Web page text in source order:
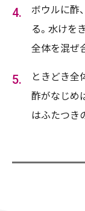
ボウルに酢
る。水けを
全体を混ぜ
ときどき全
酢がなじめ
はふたつき